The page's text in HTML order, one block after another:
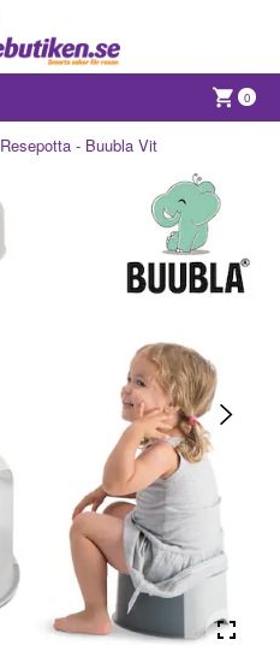
0
Resepotta - Buubla Vit